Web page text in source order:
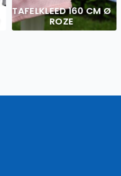
TAFELKLEED 160 CM Ø
ROZE